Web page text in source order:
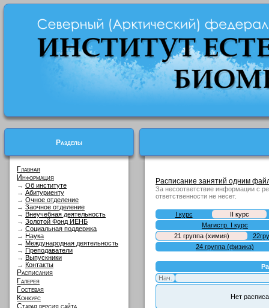
Разделы
Главная
Информация
→ Об институте
→ Абитуриенту
→ Очное отделение
→ Заочное отделение
→ Внеучебная деятельность
→ Золотой Фонд ИЕНБ
→ Социальная поддержка
→ Наука
→ Международная деятельность
→ Преподаватели
→ Выпускники
→ Контакты
Расписания
Галерея
Гостевая
Конкурс
Старая версия сайта
Расписание занятий одним
За несоответствие информации с
ответственности не несет.
I курс
II курс
Магистр. I курс
21 группа (химия)
24 группа (физика)
Нач.
Нет